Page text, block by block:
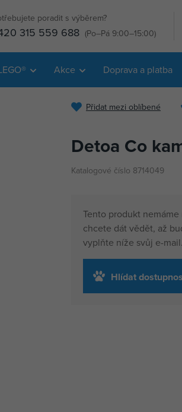
poradit s výběrem?
315 559 688 (Po–Pá 9:00–15:00)
Akce Doprava a platba
Přidat mezi oblíbené
Detoa Co
Katalogové číslo 8714049
Tento produkt
chcete dát vědět, až
vyplňte níže svůj e-mail.
Hlídat